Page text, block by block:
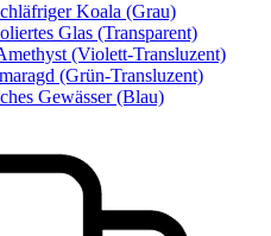
Koala (Grau)
Glas (Transparent)
(Violett-Transluzent)
(Grün-Transluzent)
Gewässer (Blau)